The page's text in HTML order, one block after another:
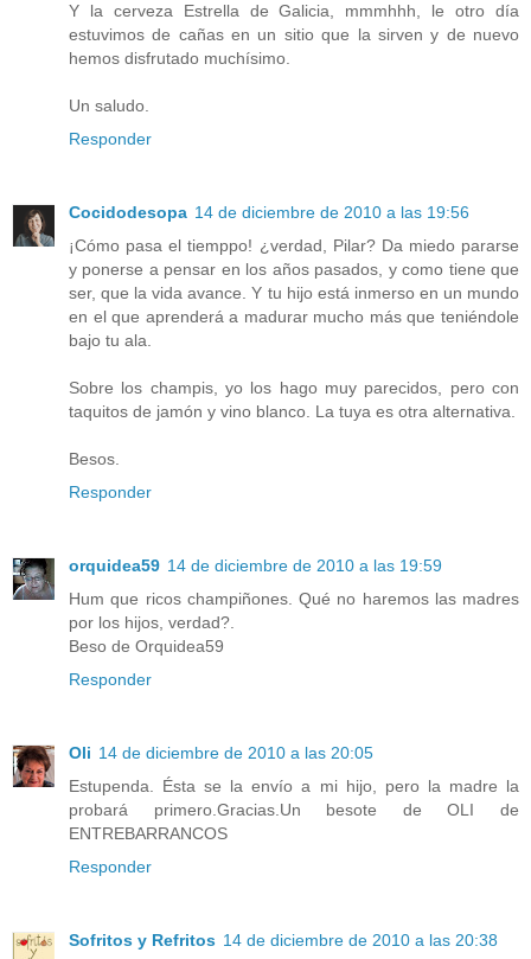
Y la cerveza Estrella de Galicia, mmmhhh, le otro día
estuvimos de cañas en un sitio que la sirven y de nuevo
hemos disfrutado muchísimo.
Un saludo.
Responder
Cocidodesopa 14 de diciembre de 2010 a las 19:56
¡Cómo pasa el tiemppo! ¿verdad, Pilar? Da miedo pararse
y ponerse a pensar en los años pasados, y como tiene que
ser, que la vida avance. Y tu hijo está inmerso en un mundo
en el que aprenderá a madurar mucho más que teniéndole
bajo tu ala.
Sobre los champis, yo los hago muy parecidos, pero con
taquitos de jamón y vino blanco. La tuya es otra alternativa.
Besos.
Responder
orquidea59 14 de diciembre de 2010 a las 19:59
Hum que ricos champiñones. Qué no haremos las madres
por los hijos, verdad?.
Beso de Orquidea59
Responder
Oli 14 de diciembre de 2010 a las 20:05
Estupenda. Ésta se la envío a mi hijo, pero la madre la
probará primero.Gracias.Un besote de OLI de
ENTREBARRANCOS
Responder
Sofritos y Refritos 14 de diciembre de 2010 a las 20:38